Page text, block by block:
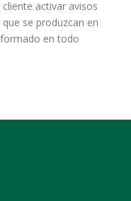
activar avisos
se produzcan en
en todo